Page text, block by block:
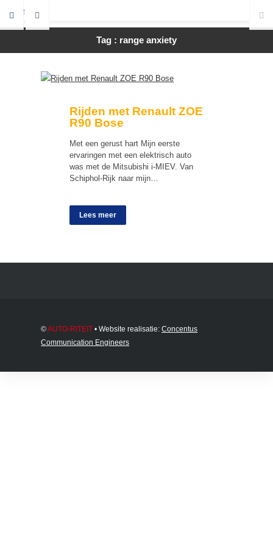
Tag : range anxiety
Rijden met Renault ZOE
R90 Bose
Met een gerust hart Mijn eerste
ervaringen met een elektrisch auto
was met de Mitsubishi i-MIEV. Van
Schiphol-Rijk naar mijn…
Lees meer
©AUTO-RITEIT • Website realisatie:Concentus
Communication Engineers